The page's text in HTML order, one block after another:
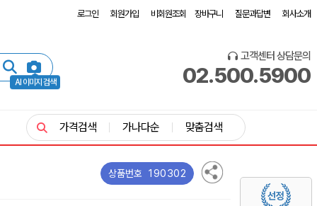
로그인 회원가입 비회원조회 장바구니 질문과답변 회사소개
AI 이미지 검색
고객센터 상담문의
02.500.5900
가격검색 가나다순 맞춤검색
상품번호 190302